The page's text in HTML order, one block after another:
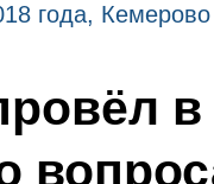
года, Кемерово